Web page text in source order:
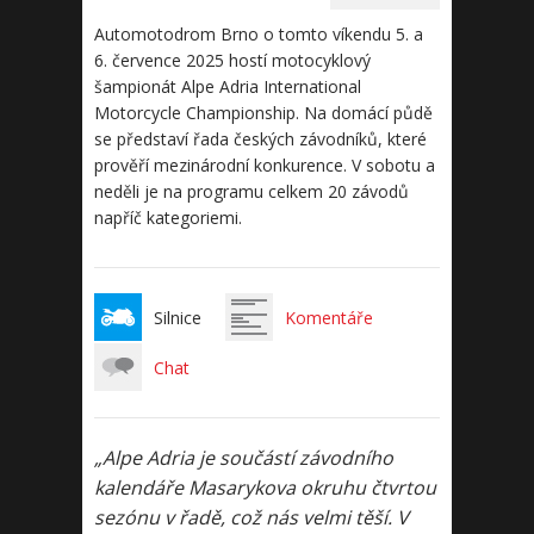
Automotodrom Brno o tomto víkendu 5. a
6. července 2025 hostí motocyklový
šampionát Alpe Adria International
Motorcycle Championship. Na domácí půdě
se představí řada českých závodníků, které
prověří mezinárodní konkurence. V sobotu a
neděli je na programu celkem 20 závodů
napříč kategoriemi.
Silnice Komentáře
Chat
„Alpe Adria je součástí závodního
kalendáře Masarykova okruhu čtvrtou
sezónu v řadě, což nás velmi těší. V